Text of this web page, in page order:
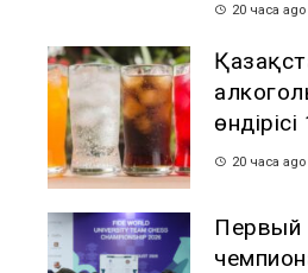
20 часа ago
20 часа ago
Первый